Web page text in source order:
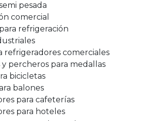
pesada
comercial
refrigeración
refrigeradores comerciales
y percheros para medallas
bicicletas
balones
para cafeterías
para hoteles